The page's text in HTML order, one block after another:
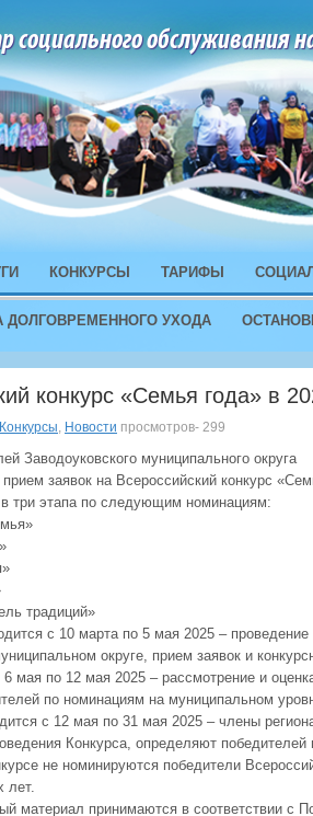
социального обслуживания
КОНКУРСЫ ТАРИФЫ
ДОЛГОВРЕМЕННОГО УХОДА
конкурс «Семья года» в
Конкурсы, Новости просмотров- 299
Заводоуковского муниципального округа
прием заявок на Всероссийский конкурс
в три этапа по следующим номинациям:
традиций»
с 10 марта по 5 мая 2025 – проведение
округе, прием заявок и
6 мая по 12 мая 2025 – рассмотрение и
по номинациям на муниципальном
с 12 мая по 31 мая 2025 – члены
Конкурса, определяют
не номинируются победители
лет.
материал принимаются в соответствии с